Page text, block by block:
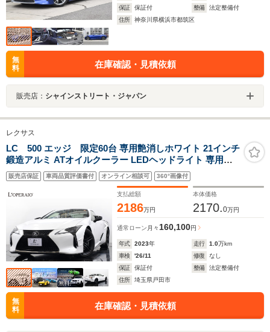
保証
保証付 整備
法定整備付
住所
神奈川県横浜市都筑区
無
料
在庫確認・見積依頼
販売店： シャインストリート・ジャパン
レクサス
LC 500 エッジ 限定60台 専用艶消しホワイト 21インチ
鍛造アルミ ATオイルクーラー LEDヘッドライト 専用カ
ーボンドアシル アルカンターラセンターコンソールボッ
クス ヘッドアップディスプレイ
販売店保証 車両品質評価書付 オンライン相談可 360°画像付
支払総額
2186万円
本体価格
2170.0万円
通常ローン 月々160,100円
年式 2023年 走行 1.0万km
車検
'26/11 修復
なし
保証
保証付 整備
法定整備付
住所
埼玉県戸田市
無
料
在庫確認・見積依頼